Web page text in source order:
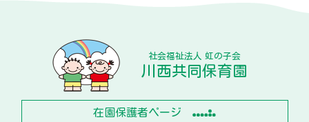
社会福祉法人 虹の子会
川西共同保育園
在園保護者ページ